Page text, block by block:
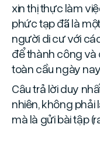
xin thị thực làm
phức tạp đã là
người di cư với
để thành công và
toàn cầu ngày
Câu trả lời duy
nhiên, không
mà là gửi bài tập